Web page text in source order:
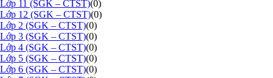
Lớp 11 (SGK – CTST)(0)
Lớp 12 (SGK – CTST)(0)
Lớp 2 (SGK – CTST)(0)
Lớp 3 (SGK – CTST)(0)
Lớp 4 (SGK – CTST)(0)
Lớp 5 (SGK – CTST)(0)
Lớp 6 (SGK – CTST)(0)